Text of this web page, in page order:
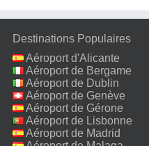
Destinations Populaires
Aéroport d'Alicante
Aéroport de Bergame
Aéroport de Dublin
Aéroport de Genève
Aéroport de Gérone
Aéroport de Lisbonne
Aéroport de Madrid